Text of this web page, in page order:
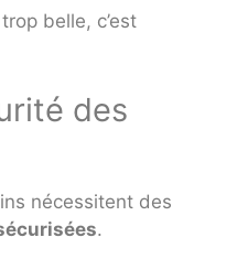
belle, c’est
des
nécessitent des
.